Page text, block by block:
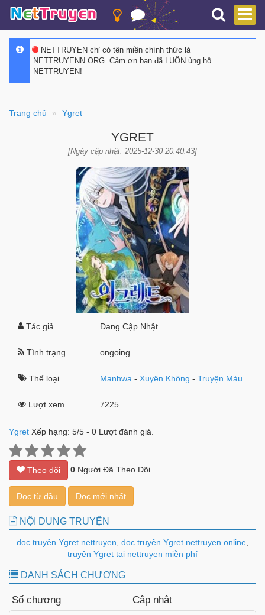
NETTRUYEN chỉ có tên miền chính thức là
NETTRUYENN.ORG. Cảm ơn bạn đã LUÔN ủng hộ
NETTRUYEN!
Trang chủ Ygret
YGRET
[Ngày cập nhật: 2025-12-30 20:40:43]
Tác giả Đang Cập Nhật
Tình trạng ongoing
Thể loại Manhwa -Xuyên Không -Truyện Màu
Lượt xem 7225
Ygret Xếp hạng: 5/5 - 0 Lượt đánh giá.
Theo dõi 0 Người Đã Theo Dõi
Đọc từ đầu Đọc mới nhất
NỘI DUNG TRUYỆN
đọc truyện Ygret nettruyen đọc truyện Ygret nettruyen online
truyện Ygret tại nettruyen miễn phí
DANH SÁCH CHƯƠNG
Số chương Cập nhật